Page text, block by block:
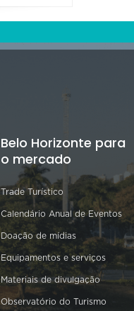
Belo Horizonte para
o mercado
Trade Turístico
Calendário Anual de Eventos
Doação de mídias
Equipamentos e serviços
Materiais de divulgação
Observatório do Turismo